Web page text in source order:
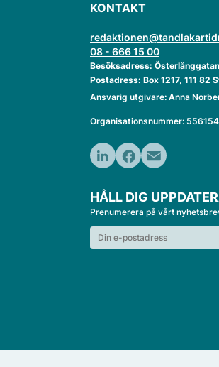
KONTAKT
08 - 666 15 00
Besöksadress:
Postadress: Box 1217, 111 82
Ansvarig utgivare: Anna
Organisationsnummer:
HÅLL DIG
Prenumerera på vårt